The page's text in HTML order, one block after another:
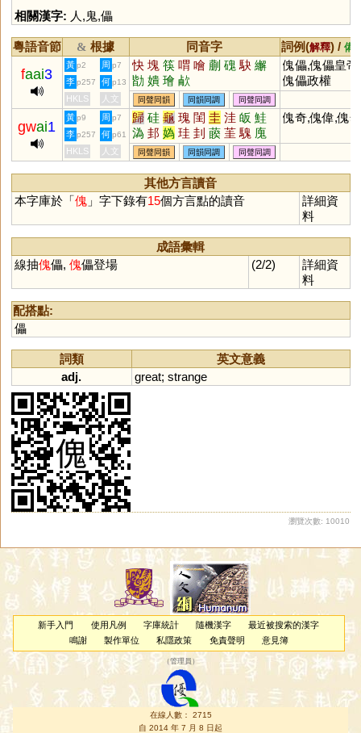
相關漢字: 人,鬼,儡
粵語音節 & 根據 同音字 詞例(解釋) / 備
faai3
黃 p2 周 p7 快 塊 筷 喟 噲 蒯 磈 駃 繲
勓 嬇 璯 欳
傀儡,傀儡皇帝,
傀儡政權
李 p257 何 p13
HKLS 人文 同聲同韻 同韻同調 同聲同調
gwai1
黃 p9 周 p7 歸 硅 龜 瑰 閨 圭 洼 皈 鮭
溈 邽 媯 珪 刲 藈 茥 騩 廆
傀奇,傀偉,傀然
李 p257 何 p61
HKLS 人文 同聲同韻 同韻同調 同聲同調
其他方言讀音
本字庫於「傀」字下錄有15個方言點的讀音
詳細資
料
成語彙輯
線抽傀儡, 傀儡登場 (2/2)
詳細資
料
配搭點:
儡
詞類
英文意義
adj.
great; strange
瀏覽次數: 10010
新手入門 使用凡例 字庫統計 隨機漢字
最近被搜索的漢字
鳴謝
製作單位 私隱政策 免責聲明 意見簿
（管理員 ）
在線人數： 2715
自 2014 年 7 月 8 日起